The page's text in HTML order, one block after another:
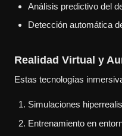
Análisis predictivo del
Detección automática
Realidad Virtual y
Estas tecnologías
Simulaciones
Entrenamiento en